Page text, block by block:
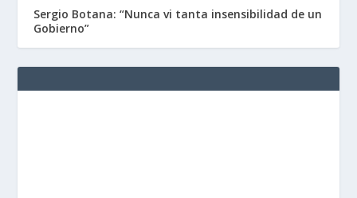
Sergio Botana: “Nunca vi tanta insensibilidad de un
Gobierno”